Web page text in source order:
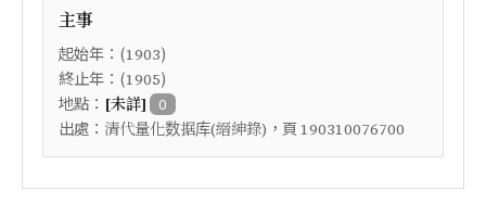
主事
起始年：(1903)
終止年：(1905)
地點： [未詳] 0
出處： 清代量化数据库(縉紳錄) ，頁 190310076700